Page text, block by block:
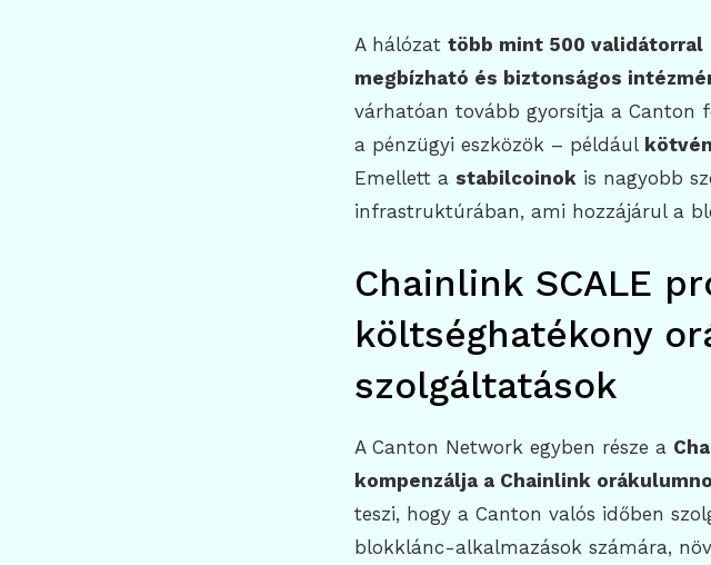
A hálózat több mint 500 validátorral
megbízható és biztonságos
várhatóan tovább gyorsítja a Canton
a pénzügyi eszközök – például
Emellett a stabilcoinok is nagyobb
infrastruktúrában, ami hozzájárul a
Chainlink SCALE
költséghatékony
szolgáltatások
A Canton Network egyben része a
kompenzálja a Chainlink
teszi, hogy a Canton valós időben
blokklánc-alkalmazások számára,